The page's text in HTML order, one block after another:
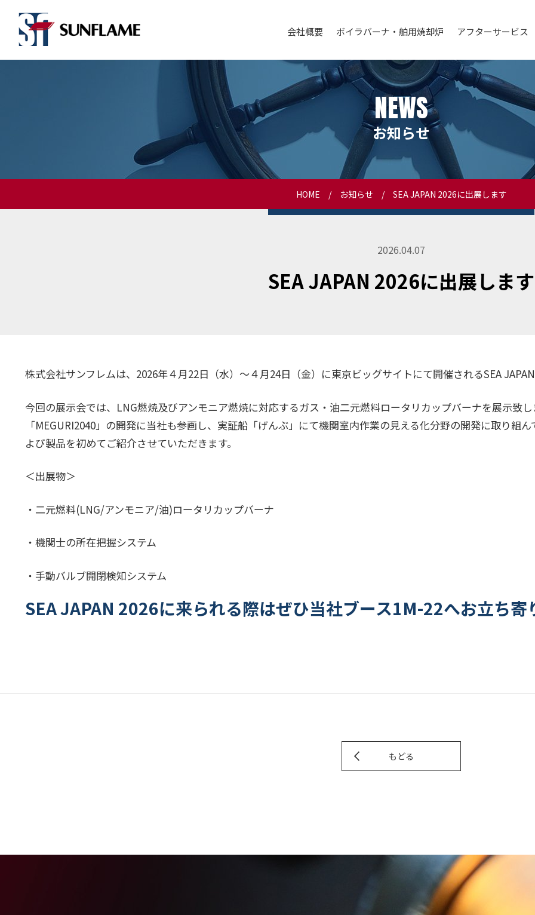
会社概要 ボイラバーナ・舶用焼却炉 アフターサービス
NEWS
お知らせ
HOME お知らせ SEA JAPAN 2026に出展します
2026.04.07
SEA JAPAN 2026に出展します
株式会社サンフレムは、2026年４月22日（水）～４月24日（金）に東京ビッグサイトにて開催されるSEA JAPAN
今回の展示会では、 LNG燃焼及びアンモニア燃焼に対応するガス・油二元燃料ロータリカップバーナを展示致
「MEGURI2040」の開発に当社も参画し、実証船「げんぶ」にて機関室内作業の見える化分野の開発に取り組
よび製品を初めてご紹介させていただきます。
＜出展物＞
・二元燃料(LNG/アンモニア/油)ロータリカップバーナ
・機関士の所在把握システム
・手動バルブ開閉検知システム
SEA JAPAN 2026に来られる際はぜひ当社ブース1M-22へお立ち寄
もどる